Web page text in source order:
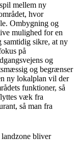
mellem ny
hvor
Ombygning og
mulighed for en
samtidig sikre, at ny
på
og
og begrænser
ny lokalplan vil der
funktioner, så
væk fra
så man fra
bliver